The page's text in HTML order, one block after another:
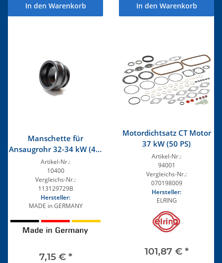
In den Warenkorb In den Warenkorb
Manschette für
Ansaugrohr 32-34 kW (44-
50 PS)
Artikel-Nr.:
10400
Vergleichs-Nr.:
113129729B
Hersteller:
MADE in GERMANY
7,15 € *
Motordichtsatz CT Motor
37 kW (50 PS)
Artikel-Nr.:
94001
Vergleichs-Nr.:
070198009
Hersteller:
ELRING
101,87 € *